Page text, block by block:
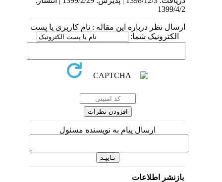
1399/4/2
ارسال نظر درباره این مقاله : نام کاربری یا پست
الکترونیک شما:
ارسال پیام به نویسنده مسئول
بازنشر اطلاعات